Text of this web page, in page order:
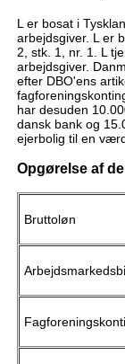
L er bosat i
arbejdsgiver. L er
2, stk. 1, nr. 1. L
arbejdsgiver.
efter DBO'ens
har desuden
dansk bank og
ejerbolig til en
Opgørelse af
Bruttoløn